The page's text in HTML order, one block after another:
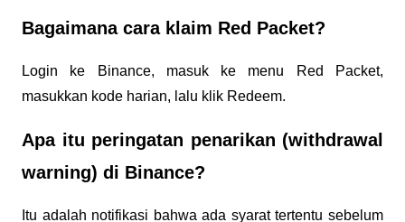
Bagaimana cara klaim Red Packet?
Login ke Binance, masuk ke menu Red Packet,
masukkan kode harian, lalu klik Redeem.
Apa itu peringatan penarikan (withdrawal
warning) di Binance?
Itu adalah notifikasi bahwa ada syarat tertentu sebelum